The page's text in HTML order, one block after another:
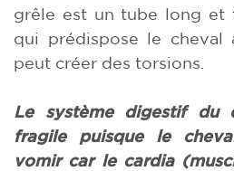
grêle est un tube long et
qui prédispose le cheval
peut créer des torsions.
Le système digestif du
fragile puisque le
vomir car le cardia